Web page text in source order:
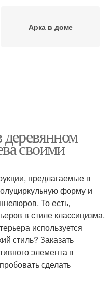
Арка в доме
деревянном
своими
предлагаемые в
форму и
То есть,
в стиле классицизма.
используется
стиль? Заказать
элемента в
сделать